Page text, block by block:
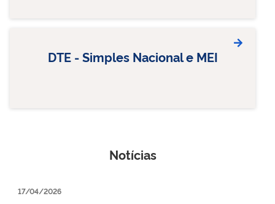
DTE - Simples Nacional e MEI
Notícias
17/04/2026